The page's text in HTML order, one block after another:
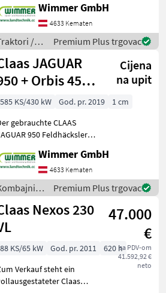
AXION 870 CMATIC
aus dem Jahr 2016 ist ein
starker Allrounder
Feld und
Wimmer GmbH
4633 Kematen
/
Premium Plus trgovac
JAGUAR
+ Orbis 450 +
PICK UP 300 ✅
Cijena
na upit
585 KS/430 kW God. pr. 2019
1 cm
gebrauchte CLAAS
950 Feldhäcksler
Wahl für
leistungsstarke und
Mit 2.817
un
Wimmer GmbH
4633 Kematen
/
Premium Plus trgovac
Nexos 230
47.000
€
sa PDV-om
41.592,92 €
neto
88 KS/65 kW God. pr. 2011
620 h
Verkauf steht ein
Claas